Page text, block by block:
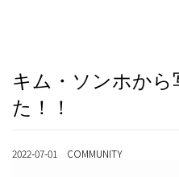
キム・ソンホから
た！！
2022-07-01 COMMUNITY